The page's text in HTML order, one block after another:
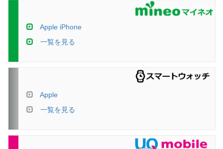
Apple iPhone
一覧を見る
Apple
一覧を見る